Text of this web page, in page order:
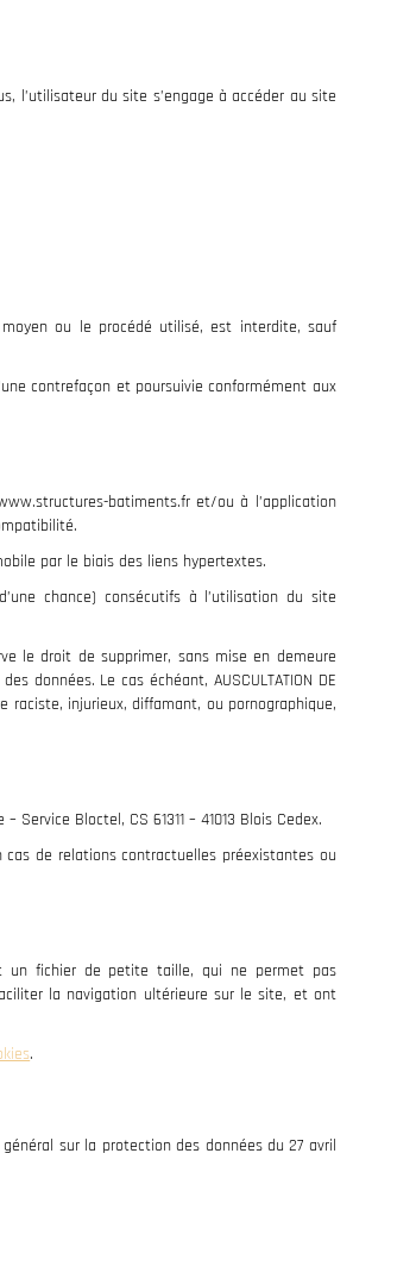
l’utilisateur du site s’engage à accéder au site
ou le procédé utilisé, est interdite, sauf
contrefaçon et poursuivie conformément aux
batiments.fr et/ou à l’application
par le biais des liens hypertextes.
chance) consécutifs à l’utilisation du site
le droit de supprimer, sans mise en demeure
Le cas échéant, AUSCULTATION DE
raciste, injurieux, diffamant, ou pornographique,
Bloctel, CS 61311 – 41013 Blois Cedex.
de relations contractuelles préexistantes ou
un fichier de petite taille, qui ne permet pas
la navigation ultérieure sur le site, et ont
.
sur la protection des données du 27 avril